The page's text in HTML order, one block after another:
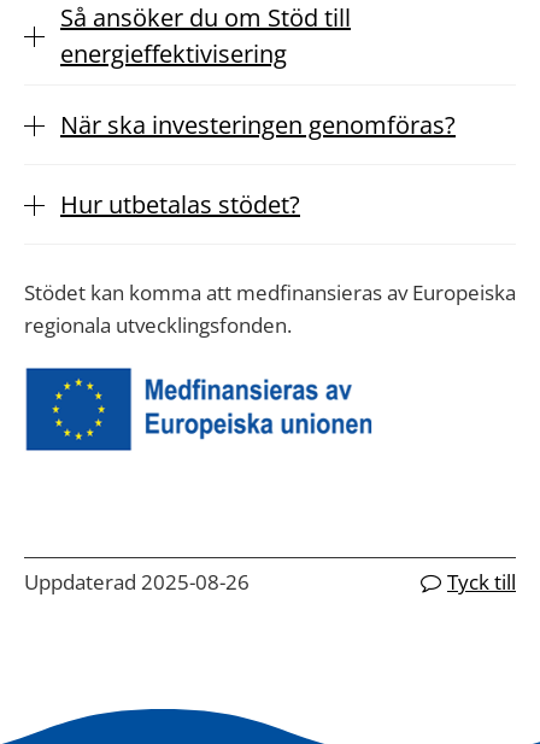
Så ansöker du om Stöd till
energieffektivisering
När ska investeringen genomföras?
Hur utbetalas stödet?
Stödet kan komma att medfinansieras av Europeiska
regionala utvecklingsfonden.
Uppdaterad 2025-08-26 Tyck till